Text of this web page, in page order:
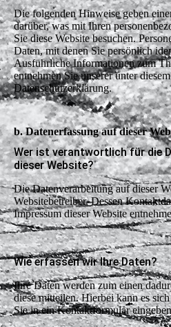
Die folgenden Hinweise geben
darüber, was mit Ihren
Sie diese Website besuchen.
Daten, mit denen Sie persönlich
Ausführliche Informationen zum
entnehmen Sie unserer unter
Datenschutzerklärung.
b. Datenerfassung auf dieser
Wer ist verantwortlich für die
dieser Website?
Die Datenverarbeitung auf dieser
Websitebetreiber. Dessen
Impressum dieser Website
Wie erfassen wir Ihre Daten?
Ihre Daten werden zum einen
diese mitteilen. Hierbei kann es
Sie in ein Kontaktformular